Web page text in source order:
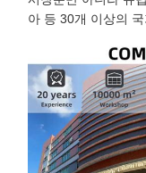
아 등 30개 이상의